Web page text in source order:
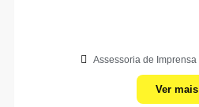
Assessoria de Imprensa
Ver mais